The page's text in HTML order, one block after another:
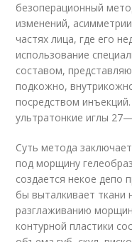
безоперационный
изменений,
частях лица, где его
использование
составом,
подкожно,
посредством
ультратонкие иглы
Суть метода
под морщину
создается некое депо
бы выталкивает ткани
разглаживанию
контурной пластики